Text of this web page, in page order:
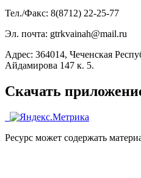
Тел./Факс: 8(8712) 22-25-77
Эл. почта: gtrkvainah@mail.ru
Адрес: 364014, Чеченская
Айдамирова 147 к. 5.
Скачать
Ресурс может содержать